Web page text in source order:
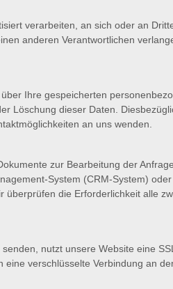
verarbeiten, an sich oder an
anderen Verantwortlichen
Ihre gespeicherten
Löschung dieser Daten.
an uns wenden.
zur Bearbeitung der
System (CRM-System)
die Erforderlichkeit alle
nutzt unsere Website eine
verschlüsselte Verbindung an